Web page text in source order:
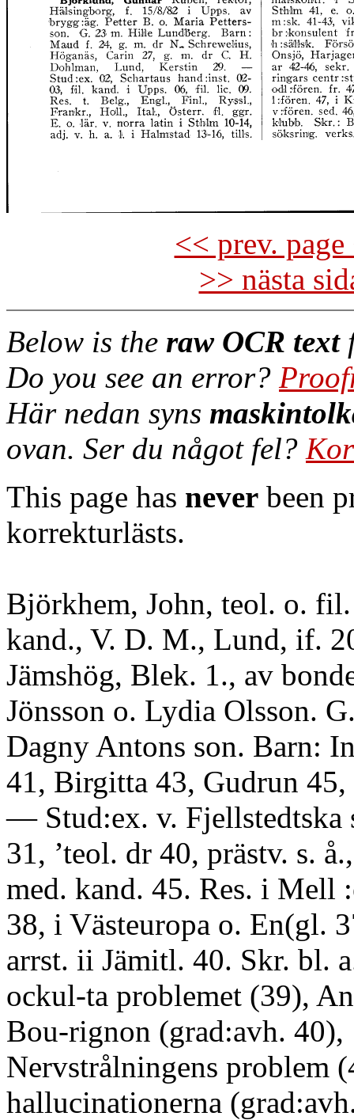
<< prev.
>> nästa
Below is the raw OCR text
Do you see an error?
Här nedan syns
ovan. Ser du något fel?
This page has never been
korrekturlästs.
Björkhem, John, teol. o.
kand., V. D. M., Lund, if.
Jämshög, Blek. 1., av
Jönsson o. Lydia Olsson.
Dagny Antons son. Barn:
41, Birgitta 43, Gudrun
— Stud:ex. v. Fjellstedtska
31, ’teol. dr 40, prästv. s.
med. kand. 45. Res. i Mell
38, i Västeuropa o. En(gl.
arrst. ii Jämitl. 40. Skr. bl.
ockul-ta problemet (39),
Bou-rignon (grad:avh. 40),
Nervstrålningens problem
hallucinationerna